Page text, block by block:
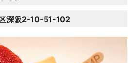
深阪2-10-51-102